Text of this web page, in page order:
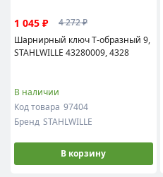
1 045 ₽
4 272 ₽
Шарнирный ключ Т-образный 9,
STAHLWILLE 43280009, 4328
В наличии
Код товара 97404
Бренд STAHLWILLE
В корзину